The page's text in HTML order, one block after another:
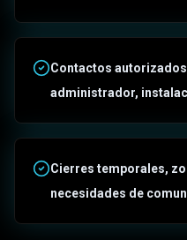
Contactos
administrador,
Cierres temporales,
necesidades de